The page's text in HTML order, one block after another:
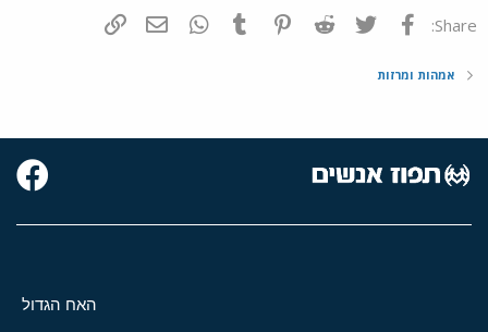
Share: פייסבוק Twitter
Reddit
Pinterest
Tumblr
WhatsAppדואר אלקטרוני
אמהות ומרזות
האח הגדול